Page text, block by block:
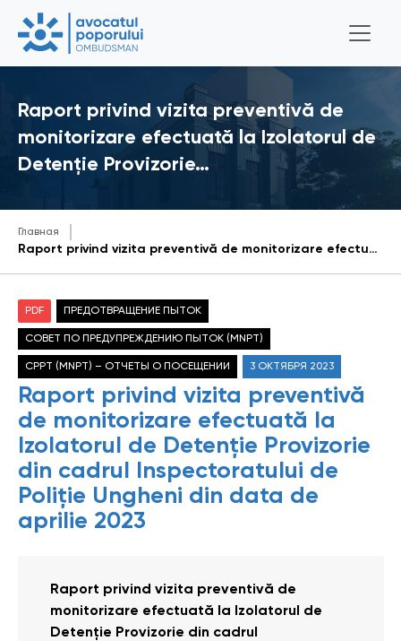
Raport privind vizita preventivă de
monitorizare efectuată la Izolatorul de
Detenție Provizorie…
Главная
Raport privind vizita preventivă de monitorizare efectuată la Izolatorul de Detenție Provizorie din cadrul Inspectoratului de Poliție Ungheni din data de aprilie 2023
PDF ПРЕДОТВРАЩЕНИЕ ПЫТОК
СОВЕТ ПО ПРЕДУПРЕЖДЕНИЮ ПЫТОК (MNPT)
CPPT (MNPT) – ОТЧЕТЫ О ПОСЕЩЕНИИ 3 ОКТЯБРЯ 2023
Raport privind vizita preventivă
de monitorizare efectuată la
Izolatorul de Detenție Provizorie
din cadrul Inspectoratului de
Poliție Ungheni din data de
aprilie 2023
Raport privind vizita preventivă de
monitorizare efectuată la Izolatorul de
Detenție Provizorie din cadrul